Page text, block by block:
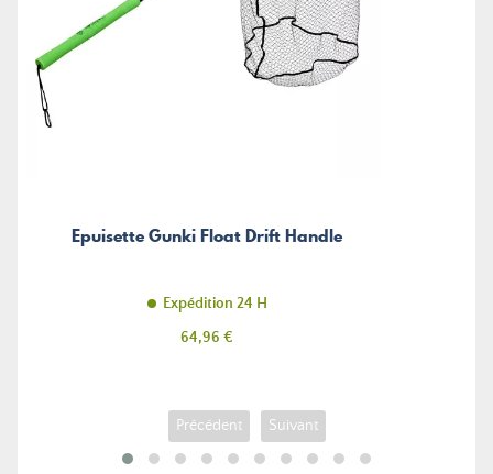
Epuisette Gunki Float Drift Handle
Expédition 24 H
Prix
64,96 €
Précédent Suivant